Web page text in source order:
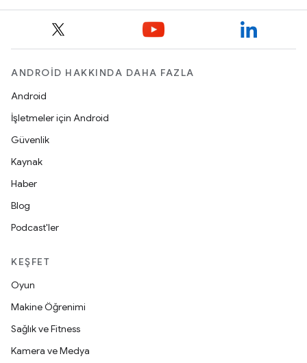
ANDROID HAKKINDA DAHA FAZLA
Android
İşletmeler için Android
Güvenlik
Kaynak
Haber
Blog
Podcast'ler
KEŞFET
Oyun
Makine Öğrenimi
Sağlık ve Fitness
Kamera ve Medya